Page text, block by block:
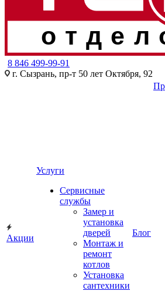
8 846 499-99-91
г. Сызрань, пр-т 50 лет Октября, 92
Акции
Услуги
Сервисные
службы
Замер и
установка
дверей
Монтаж и
ремонт
котлов
Установка
сантехники
Блог